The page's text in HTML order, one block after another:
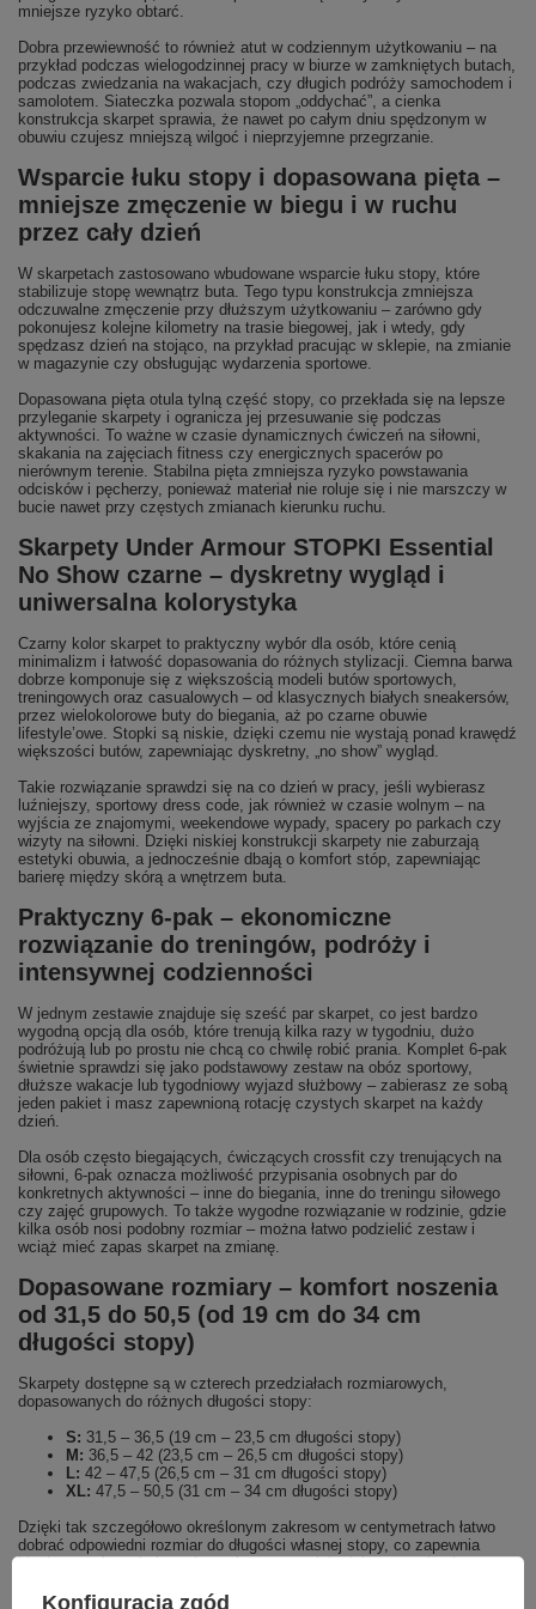
mniejsze ryzyko obtarć.
Dobra przewiewność to również atut w codziennym użytkowaniu – na
przykład podczas wielogodzinnej pracy w biurze w zamkniętych butach,
podczas zwiedzania na wakacjach, czy długich podróży samochodem i
samolotem. Siateczka pozwala stopom „oddychać”, a cienka
konstrukcja skarpet sprawia, że nawet po całym dniu spędzonym w
obuwiu czujesz mniejszą wilgoć i nieprzyjemne przegrzanie.
Wsparcie łuku stopy i dopasowana pięta –
mniejsze zmęczenie w biegu i w ruchu
przez cały dzień
W skarpetach zastosowano wbudowane wsparcie łuku stopy, które
stabilizuje stopę wewnątrz buta. Tego typu konstrukcja zmniejsza
odczuwalne zmęczenie przy dłuższym użytkowaniu – zarówno gdy
pokonujesz kolejne kilometry na trasie biegowej, jak i wtedy, gdy
spędzasz dzień na stojąco, na przykład pracując w sklepie, na zmianie
w magazynie czy obsługując wydarzenia sportowe.
Dopasowana pięta otula tylną część stopy, co przekłada się na lepsze
przyleganie skarpety i ogranicza jej przesuwanie się podczas
aktywności. To ważne w czasie dynamicznych ćwiczeń na siłowni,
skakania na zajęciach fitness czy energicznych spacerów po
nierównym terenie. Stabilna pięta zmniejsza ryzyko powstawania
odcisków i pęcherzy, ponieważ materiał nie roluje się i nie marszczy w
bucie nawet przy częstych zmianach kierunku ruchu.
Skarpety Under Armour STOPKI Essential
No Show czarne – dyskretny wygląd i
uniwersalna kolorystyka
Czarny kolor skarpet to praktyczny wybór dla osób, które cenią
minimalizm i łatwość dopasowania do różnych stylizacji. Ciemna barwa
dobrze komponuje się z większością modeli butów sportowych,
treningowych oraz casualowych – od klasycznych białych sneakersów,
przez wielokolorowe buty do biegania, aż po czarne obuwie
lifestyle’owe. Stopki są niskie, dzięki czemu nie wystają ponad krawędź
większości butów, zapewniając dyskretny, „no show” wygląd.
Takie rozwiązanie sprawdzi się na co dzień w pracy, jeśli wybierasz
luźniejszy, sportowy dress code, jak również w czasie wolnym – na
wyjścia ze znajomymi, weekendowe wypady, spacery po parkach czy
wizyty na siłowni. Dzięki niskiej konstrukcji skarpety nie zaburzają
estetyki obuwia, a jednocześnie dbają o komfort stóp, zapewniając
barierę między skórą a wnętrzem buta.
Praktyczny 6‑pak – ekonomiczne
rozwiązanie do treningów, podróży i
intensywnej codzienności
W jednym zestawie znajduje się sześć par skarpet, co jest bardzo
wygodną opcją dla osób, które trenują kilka razy w tygodniu, dużo
podróżują lub po prostu nie chcą co chwilę robić prania. Komplet 6‑pak
świetnie sprawdzi się jako podstawowy zestaw na obóz sportowy,
dłuższe wakacje lub tygodniowy wyjazd służbowy – zabierasz ze sobą
jeden pakiet i masz zapewnioną rotację czystych skarpet na każdy
dzień.
Dla osób często biegających, ćwiczących crossfit czy trenujących na
siłowni, 6‑pak oznacza możliwość przypisania osobnych par do
konkretnych aktywności – inne do biegania, inne do treningu siłowego
czy zajęć grupowych. To także wygodne rozwiązanie w rodzinie, gdzie
kilka osób nosi podobny rozmiar – można łatwo podzielić zestaw i
wciąż mieć zapas skarpet na zmianę.
Dopasowane rozmiary – komfort noszenia
od 31,5 do 50,5 (od 19 cm do 34 cm
długości stopy)
Skarpety dostępne są w czterech przedziałach rozmiarowych,
dopasowanych do różnych długości stopy:
S: 31,5 – 36,5 (19 cm – 23,5 cm długości stopy)
M: 36,5 – 42 (23,5 cm – 26,5 cm długości stopy)
L: 42 – 47,5 (26,5 cm – 31 cm długości stopy)
XL: 47,5 – 50,5 (31 cm – 34 cm długości stopy)
Dzięki tak szczegółowo określonym zakresom w centymetrach łatwo
dobrać odpowiedni rozmiar do długości własnej stopy, co zapewnia
idealne przyleganie bez nieprzyjemnego ucisku lub zsuwania się
podczas dynamicznego biegu, treningu interwałowego, gry w halowe
Konfiguracja zgód